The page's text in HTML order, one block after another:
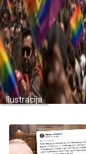
Ilustracija